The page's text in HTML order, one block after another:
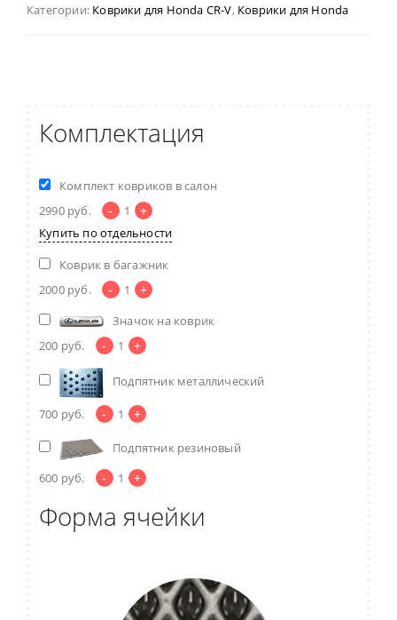
Категории: Коврики для Honda CR-V, Коврики для Honda
Комплектация
Комплект ковриков в салон
2990 руб. - 1 +
Купить по отдельности
Коврик в багажник
2000 руб. - 1 +
Значок на коврик
200 руб. - 1 +
Подпятник металлический
700 руб. - 1 +
Подпятник резиновый
600 руб. - 1 +
Форма ячейки